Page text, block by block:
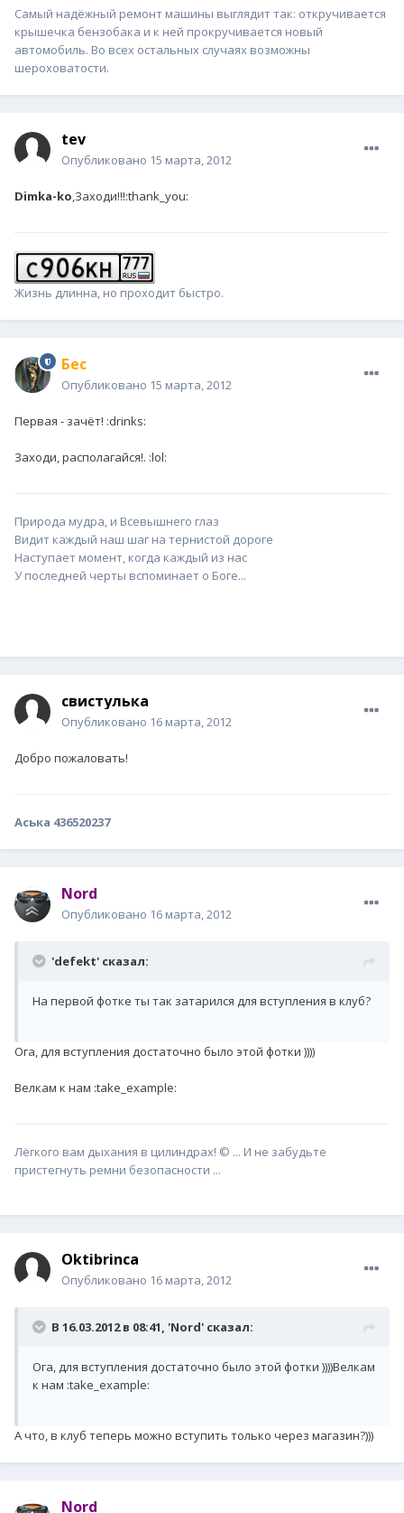
Самый надёжный ремонт машины выглядит так: откручивается
крышечка бензобака и к ней прокручивается новый
автомобиль. Во всех остальных случаях возможны
шероховатости.
tev
Опубликовано 15 марта, 2012
Dimka-ko,Заходи!!!:thank_you:
Жизнь длинна, но проходит быстро.
Бес
Опубликовано 15 марта, 2012
Первая - зачёт! :drinks:
Заходи, располагайся!. :lol:
Природа мудра, и Всевышнего глаз
Видит каждый наш шаг на тернистой дороге
Наступает момент, когда каждый из нас
У последней черты вспоминает о Боге...
свистулька
Опубликовано 16 марта, 2012
Добро пожаловать!
Аська 436520237
Nord
Опубликовано 16 марта, 2012
'defekt' сказал:
На первой фотке ты так затарился для вступления в клуб?
Ога, для вступления достаточно было этой фотки ))))
Велкам к нам :take_example:
Лёгкого вам дыхания в цилиндрах! © ... И не забудьте
пристегнуть ремни безопасности ...
Oktibrinca
Опубликовано 16 марта, 2012
В 16.03.2012 в 08:41, 'Nord' сказал:
Ога, для вступления достаточно было этой фотки ))))Велкам
к нам :take_example:
А что, в клуб теперь можно вступить только через магазин?)))
Nord